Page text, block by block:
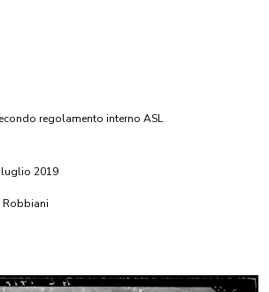
regolamento interno ASL
luglio 2019
Robbiani